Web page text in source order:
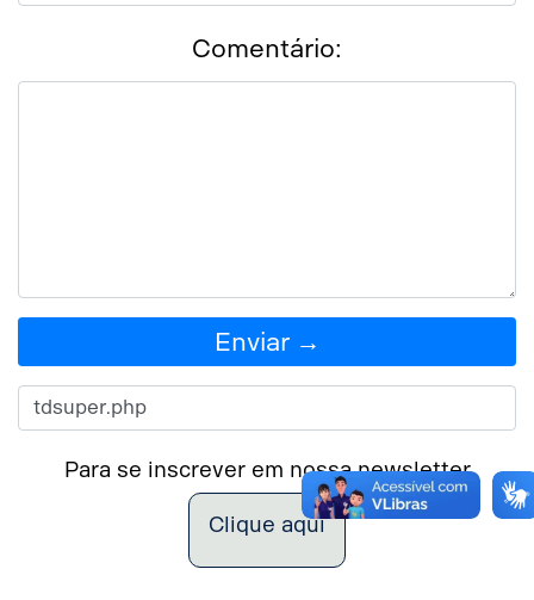
Comentário:
Enviar →
Para se inscrever em nossa newsletter
Clique aqui